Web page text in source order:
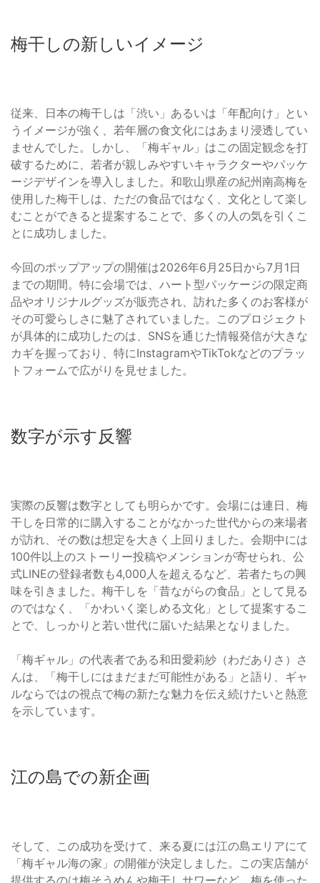
梅干しの新しいイメージ
従来、日本の梅干しは「渋い」あるいは「年配向け」とい
うイメージが強く、若年層の食文化にはあまり浸透してい
ませんでした。しかし、「梅ギャル」はこの固定観念を打
破するために、若者が親しみやすいキャラクターやパッケ
ージデザインを導入しました。和歌山県産の紀州南高梅を
使用した梅干しは、ただの食品ではなく、文化として楽し
むことができると提案することで、多くの人の気を引くこ
とに成功しました。
今回のポップアップの開催は2026年6月25日から7月1日
までの期間。特に会場では、ハート型パッケージの限定商
品やオリジナルグッズが販売され、訪れた多くのお客様が
その可愛らしさに魅了されていました。このプロジェクト
が具体的に成功したのは、SNSを通じた情報発信が大きな
カギを握っており、特にInstagramやTikTokなどのプラッ
トフォームで広がりを見せました。
数字が示す反響
実際の反響は数字としても明らかです。会場には連日、梅
干しを日常的に購入することがなかった世代からの来場者
が訪れ、その数は想定を大きく上回りました。会期中には
100件以上のストーリー投稿やメンションが寄せられ、公
式LINEの登録者数も4,000人を超えるなど、若者たちの興
味を引きました。梅干しを「昔ながらの食品」として見る
のではなく、「かわいく楽しめる文化」として提案するこ
とで、しっかりと若い世代に届いた結果となりました。
「梅ギャル」の代表者である和田愛莉紗（わだありさ）さ
んは、「梅干しにはまだまだ可能性がある」と語り、ギャ
ルならではの視点で梅の新たな魅力を伝え続けたいと熱意
を示しています。
江の島での新企画
そして、この成功を受けて、来る夏には江の島エリアにて
「梅ギャル海の家」の開催が決定しました。この実店舗が
提供するのは梅そうめんや梅干しサワーなど、梅を使った